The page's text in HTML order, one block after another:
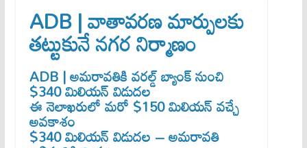
ADB | వాతావరణ మార్పులకు
తట్టుకునే నగర నిర్మాణం
ADB | అమరావతికి వరల్డ్ బ్యాంక్ నుంచి
$340 మిలియన్ విడుదల
ఈ నెలాఖరులో మరో $150 మిలియన్ వచ్చే
అవకాశం
$340 మిలియన్ విడుదల – అమరావతి